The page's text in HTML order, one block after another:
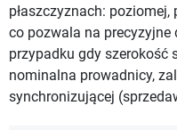
płaszczyznach:
co pozwala na
przypadku gdy szerokość
nominalna prowadnicy,
synchronizującej